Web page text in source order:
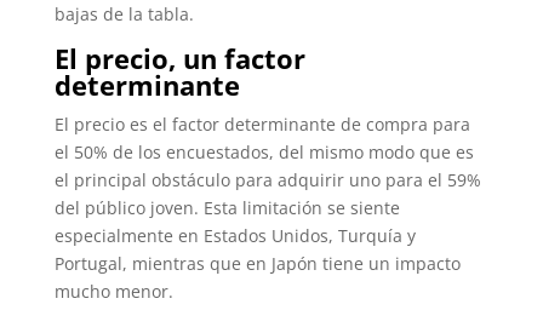
bajas de la tabla.
El precio, un factor
determinante
El precio es el factor determinante de compra para
el 50% de los encuestados, del mismo modo que es
el principal obstáculo para adquirir uno para el 59%
del público joven. Esta limitación se siente
especialmente en Estados Unidos, Turquía y
Portugal, mientras que en Japón tiene un impacto
mucho menor.